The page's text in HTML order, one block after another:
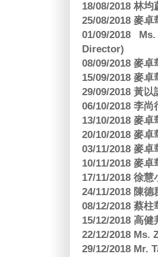
18/08/2018 林
25/08/2018 麥
01/09/2018
Director)
08/09/2018 麥
15/09/2018 麥
29/09/2018 黃
06/10/2018 李
13/10/2018 麥
20/10/2018 麥
03/11/2018 麥
10/11/2018 麥
17/11/2018 徐
24/11/2018 陳
08/12/2018 蔡
15/12/2018 高
22/12/2018 Ms.
29/12/2018 Mr.